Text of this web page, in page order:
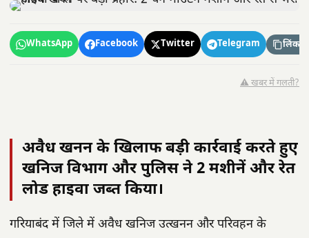
WhatsApp Facebook Twitter Telegram लिंक
⚠️ खबर में गलती?
अवैध खनन के खिलाफ बड़ी कार्रवाई करते हुए
खनिज विभाग और पुलिस ने 2 मशीनें और रेत
लोड हाइवा जब्त किया।
गरियाबंद में जिले में अवैध खनिज उत्खनन और परिवहन के